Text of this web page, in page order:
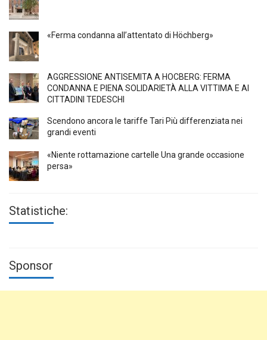
«Ferma condanna all’attentato di Höchberg»
AGGRESSIONE ANTISEMITA A HÖCBERG: FERMA
CONDANNA E PIENA SOLIDARIETÀ ALLA VITTIMA E AI
CITTADINI TEDESCHI
Scendono ancora le tariffe Tari Più differenziata nei
grandi eventi
«Niente rottamazione cartelle Una grande occasione
persa»
Statistiche:
Sponsor